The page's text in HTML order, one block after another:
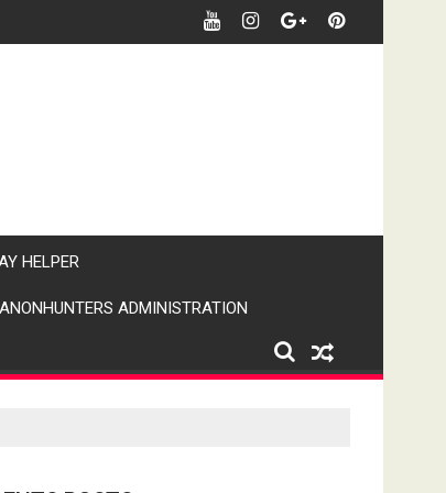
नजर" (IPN)इंडिया पब्लिक न्यूज।
HELPER
ADMINISTRATION